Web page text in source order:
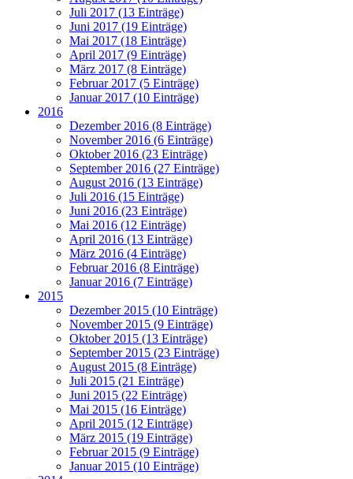
Juli 2017 (13 Einträge)
Juni 2017 (19 Einträge)
Mai 2017 (18 Einträge)
April 2017 (9 Einträge)
März 2017 (8 Einträge)
Februar 2017 (5 Einträge)
Januar 2017 (10 Einträge)
2016
Dezember 2016 (8 Einträge)
November 2016 (6 Einträge)
Oktober 2016 (23 Einträge)
September 2016 (27 Einträge)
August 2016 (13 Einträge)
Juli 2016 (15 Einträge)
Juni 2016 (23 Einträge)
Mai 2016 (12 Einträge)
April 2016 (13 Einträge)
März 2016 (4 Einträge)
Februar 2016 (8 Einträge)
Januar 2016 (7 Einträge)
2015
Dezember 2015 (10 Einträge)
November 2015 (9 Einträge)
Oktober 2015 (13 Einträge)
September 2015 (23 Einträge)
August 2015 (8 Einträge)
Juli 2015 (21 Einträge)
Juni 2015 (22 Einträge)
Mai 2015 (16 Einträge)
April 2015 (12 Einträge)
März 2015 (19 Einträge)
Februar 2015 (9 Einträge)
Januar 2015 (10 Einträge)